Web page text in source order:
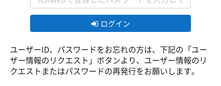
ログイン
ユーザーID、パスワードをお忘れの方は、下記の「ユー
ザー情報のリクエスト」ボタンより、ユーザー情報のリ
クエストまたはパスワードの再発行をお願いします。